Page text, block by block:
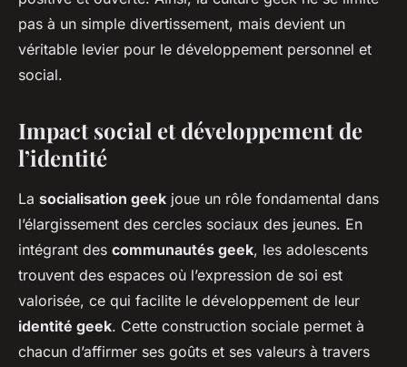
pas à un simple divertissement, mais devient un
véritable levier pour le développement personnel et
social.
Impact social et développement de
l’identité
La socialisation geek joue un rôle fondamental dans
l’élargissement des cercles sociaux des jeunes. En
intégrant des communautés geek, les adolescents
trouvent des espaces où l’expression de soi est
valorisée, ce qui facilite le développement de leur
identité geek. Cette construction sociale permet à
chacun d’affirmer ses goûts et ses valeurs à travers